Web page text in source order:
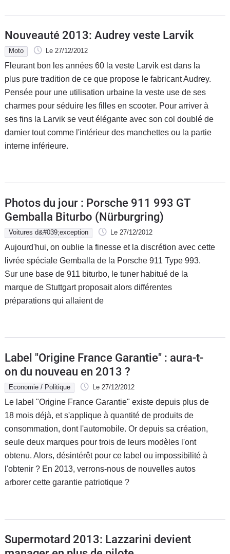
Nouveauté 2013: Audrey veste Larvik
Moto Le 27/12/2012
Fleurant bon les années 60 la veste Larvik est dans la
plus pure tradition de ce que propose le fabricant Audrey.
Pensée pour une utilisation urbaine la veste use de ses
charmes pour séduire les filles en scooter. Pour arriver à
ses fins la Larvik se veut élégante avec son col doublé de
damier tout comme l'intérieur des manchettes ou la partie
interne inférieure.
Photos du jour : Porsche 911 993 GT
Gemballa Biturbo (Nürburgring)
Voitures d&#039;exception Le 27/12/2012
Aujourd'hui, on oublie la finesse et la discrétion avec cette
livrée spéciale Gemballa de la Porsche 911 Type 993.
Sur une base de 911 biturbo, le tuner habitué de la
marque de Stuttgart proposait alors différentes
préparations qui allaient de
Label "Origine France Garantie" : aura-t-
on du nouveau en 2013 ?
Economie / Politique Le 27/12/2012
Le label "Origine France Garantie" existe depuis plus de
18 mois déjà, et s'applique à quantité de produits de
consommation, dont l'automobile. Or depuis sa création,
seule deux marques pour trois de leurs modèles l'ont
obtenu. Alors, désintérêt pour ce label ou impossibilité à
l'obtenir ? En 2013, verrons-nous de nouvelles autos
arborer cette garantie patriotique ?
Supermotard 2013: Lazzarini devient